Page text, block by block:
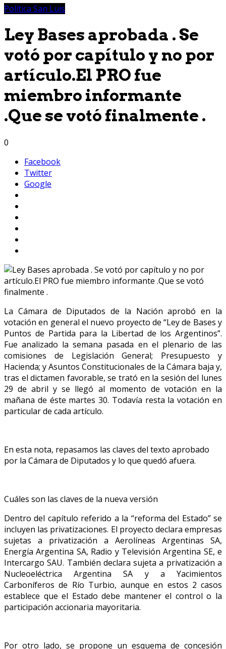
Política San Luis
Ley Bases aprobada . Se
votó por capítulo y no por
artículo.El PRO fue
miembro informante
.Que se votó finalmente .
0
Facebook
Twitter
Google
La Cámara de Diputados de la Nación aprobó en la
votación en general el nuevo proyecto de “Ley de Bases y
Puntos de Partida para la Libertad de los Argentinos”.
Fue analizado la semana pasada en el plenario de las
comisiones de Legislación General; Presupuesto y
Hacienda; y Asuntos Constitucionales de la Cámara baja y,
tras el dictamen favorable, se trató en la sesión del lunes
29 de abril y se llegó al momento de votación en la
mañana de éste martes 30. Todavía resta la votación en
particular de cada artículo.
En esta nota, repasamos las claves del texto aprobado
por la Cámara de Diputados y lo que quedó afuera.
Cuáles son las claves de la nueva versión
Dentro del capítulo referido a la “reforma del Estado” se
incluyen las privatizaciones. El proyecto declara empresas
sujetas a privatización a Aerolíneas Argentinas SA,
Energía Argentina SA, Radio y Televisión Argentina SE, e
Intercargo SAU. También declara sujeta a privatización a
Nucleoeléctrica Argentina SA y a Yacimientos
Carboníferos de Río Turbio, aunque en estos 2 casos
establece que el Estado debe mantener el control o la
participación accionaria mayoritaria.
Por otro lado, se propone un esquema de concesión